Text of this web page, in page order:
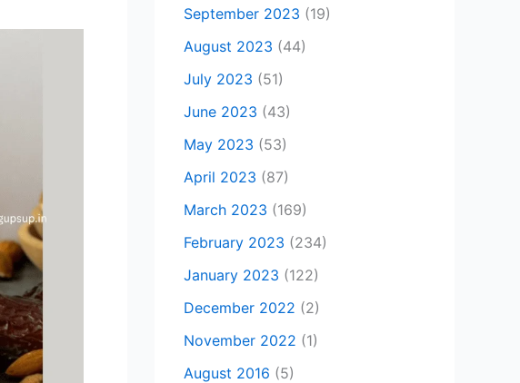
September 2023 (19)
August 2023 (44)
July 2023 (51)
June 2023 (43)
May 2023 (53)
April 2023 (87)
March 2023 (169)
February 2023 (234)
January 2023 (122)
December 2022 (2)
November 2022 (1)
August 2016 (5)